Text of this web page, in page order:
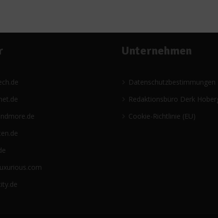
Unternehmen
Datenschutzbestimmungen
Redaktionsbüro Derk
Cookie-Richtlinie (EU)